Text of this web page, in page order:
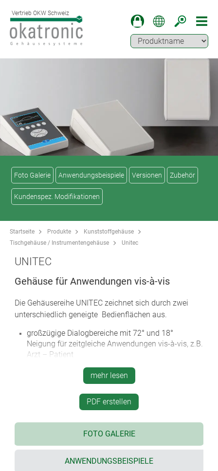
Vertrieb OKW Schweiz
Foto Galerie Anwendungsbeispiele Versionen Zubehör
Kundenspez. Modifikationen
Startseite Produkte
Kunststoffgehäuse
Tischgehäuse / Instrumentengehäuse
Unitec
UNITEC
Gehäuse für Anwendungen vis-à-vis
Die Gehäusereihe UNITEC zeichnet sich durch zwei
unterschiedlich geneigte Bedienflächen aus.
großzügige Dialogbereiche mit 72° und 18°
Neigung für zeitgleiche Anwendungen vis-à-vis, z.B.
Arzt – Patient
ästhetisches Design für Tischgeräte und
Wandapplikationen
2 Größen, je 12 Ausführungen
vertiefte Bedienflächen 0,6 mm (Dekorfolien) oder
einzigartig, Möglichkeit für umlaufende
Digitaldruckfolie
Ausführungen mit Batteriefach für 3 oder 5 x AA
mehr lesen
PDF erstellen
FOTO GALERIE
ANWENDUNGSBEISPIELE